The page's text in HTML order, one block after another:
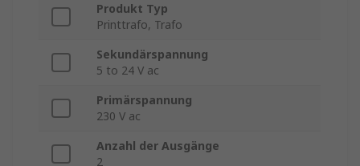
Produkt Typ
Printtrafo, Trafo
Sekundärspannung
5 to 24 V ac
Primärspannung
230 V ac
Anzahl der Ausgänge
2